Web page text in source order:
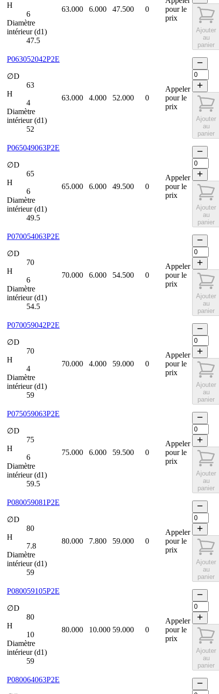
H
6
Diamètre
intérieur (d1)
47.5
63.000 6.000 47.500 0
pour le
prix
Ajouter
au
panier
P063052042P2E
∅D
63
H
4
Diamètre
intérieur (d1)
52
63.000 4.000 52.000 0
Appeler
pour le
prix
Ajouter
au
panier
P065049063P2E
∅D
65
H
6
Diamètre
intérieur (d1)
49.5
65.000 6.000 49.500 0
Appeler
pour le
prix
Ajouter
au
panier
P070054063P2E
∅D
70
H
6
Diamètre
intérieur (d1)
54.5
70.000 6.000 54.500 0
Appeler
pour le
prix
Ajouter
au
panier
P070059042P2E
∅D
70
H
4
Diamètre
intérieur (d1)
59
70.000 4.000 59.000 0
Appeler
pour le
prix
Ajouter
au
panier
P075059063P2E
∅D
75
H
6
Diamètre
intérieur (d1)
59.5
75.000 6.000 59.500 0
Appeler
pour le
prix
Ajouter
au
panier
P080059081P2E
∅D
80
H
7.8
Diamètre
intérieur (d1)
59
80.000 7.800 59.000 0
Appeler
pour le
prix
Ajouter
au
panier
P080059105P2E
∅D
80
H
10
Diamètre
intérieur (d1)
59
80.000 10.000 59.000 0
Appeler
pour le
prix
Ajouter
au
panier
P080064063P2E